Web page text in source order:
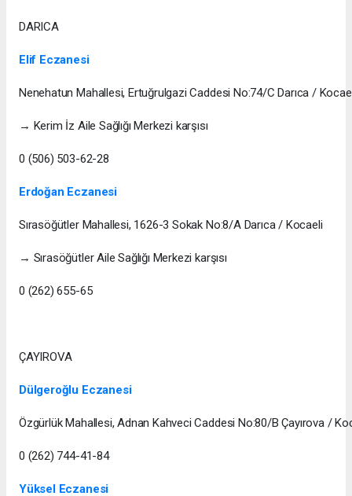
DARICA
Elif Eczanesi
Nenehatun Mahallesi, Ertuğrulgazi Caddesi No:74/C Darıca /
→ Kerim İz Aile Sağlığı Merkezi karşısı
0 (506) 503-62-28
Erdoğan Eczanesi
Sırasöğütler Mahallesi, 1626-3 Sokak No:8/A Darıca / Kocaeli
→ Sırasöğütler Aile Sağlığı Merkezi karşısı
0 (262) 655-65
ÇAYIROVA
Dülgeroğlu Eczanesi
Özgürlük Mahallesi, Adnan Kahveci Caddesi No:80/B Çayırova /
0 (262) 744-41-84
Yüksel Eczanesi